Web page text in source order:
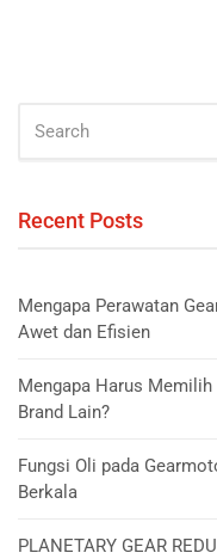
FOR:
Recent Posts
Mengapa Perawatan
Awet dan Efisien
Mengapa Harus
Brand Lain?
Fungsi Oli pada
Berkala
PLANETARY GEAR